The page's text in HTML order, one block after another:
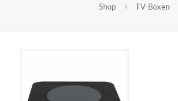
Shop TV-Boxen